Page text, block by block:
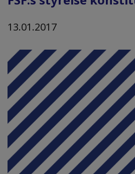
13.01.2017